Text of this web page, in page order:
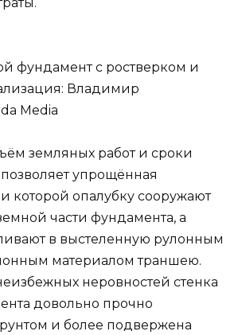
фундамент с ростверком и
Владимир
Media
земляных работ и сроки
позволяет упрощённая
которой опалубку сооружают
части фундамента, а
в выстеленную рулонным
материалом траншею.
неровностей стенка
довольно прочно
и более подвержена